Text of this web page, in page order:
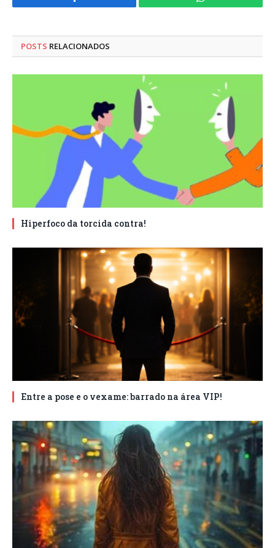
Facebook WhatsApp
POSTS RELACIONADOS
Hiperfoco da torcida contra!
Entre a pose e o vexame: barrado na área VIP!